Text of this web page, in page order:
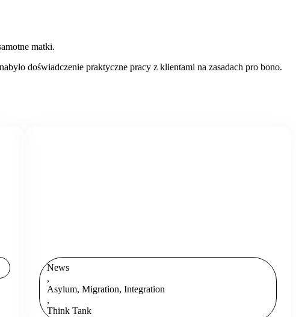
matki.
doświadczenie praktyczne pracy z klientami na zasadach pro bono.
News
,
Asylum, Migration, Integration
,
Think Tank